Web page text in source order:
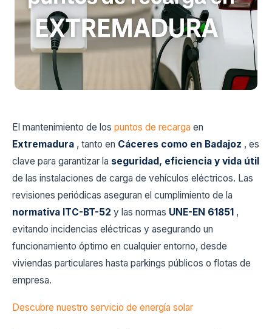
El mantenimiento de los puntos de recarga en
Extremadura , tanto en Cáceres como en Badajoz , es
clave para garantizar la seguridad, eficiencia y vida útil
de las instalaciones de carga de vehículos eléctricos. Las
revisiones periódicas aseguran el cumplimiento de la
normativa ITC-BT-52 y las normas UNE-EN 61851 ,
evitando incidencias eléctricas y asegurando un
funcionamiento óptimo en cualquier entorno, desde
viviendas particulares hasta parkings públicos o flotas de
empresa.
Descubre nuestro servicio de energía solar